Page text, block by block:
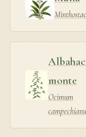
monte
Ocimum